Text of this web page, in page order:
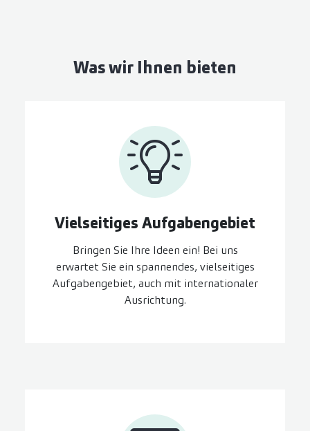
Was wir Ihnen bieten
Vielseitiges Aufgaben­gebiet
Bringen Sie Ihre Ideen ein! Bei uns
erwartet Sie ein spannendes, vielseitiges
Aufgabengebiet, auch mit internationaler
Ausrichtung.